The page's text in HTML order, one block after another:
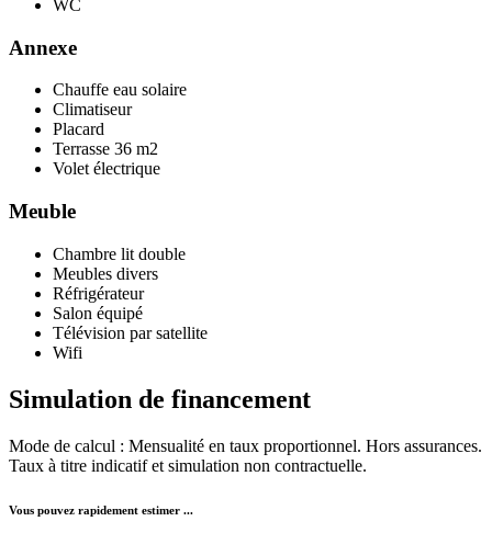
WC
Annexe
Chauffe eau solaire
Climatiseur
Placard
Terrasse 36 m2
Volet électrique
Meuble
Chambre lit double
Meubles divers
Réfrigérateur
Salon équipé
Télévision par satellite
Wifi
Simulation de financement
Mode de calcul : Mensualité en taux proportionnel. Hors assurances.
Taux à titre indicatif et simulation non contractuelle.
Vous pouvez rapidement estimer ...